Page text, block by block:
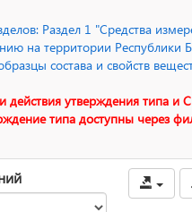
Раздел 1 "Средства
на территории Республики
состава и свойств
утверждения типа и
типа доступны через